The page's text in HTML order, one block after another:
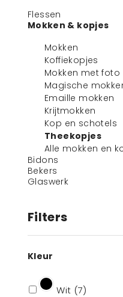
Flessen
Mokken & kopjes
Mokken
Koffiekopjes
Mokken met foto
Magische
Emaille mokken
Krijtmokken
Kop en schotels
Theekopjes
Alle mokken en
Bidons
Bekers
Glaswerk
Filters
Kleur
Wit (7)